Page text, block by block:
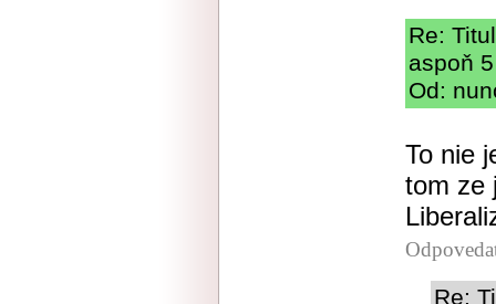
Re:
aspoň
Od:
To nie
tom ze
Re: